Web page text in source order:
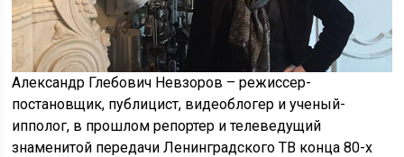
Александр Глебович Невзоров – режиссер-
постановщик, публицист, видеоблогер и ученый-
ипполог, в прошлом репортер и телеведущий
знаменитой передачи Ленинградского ТВ конца 80-х